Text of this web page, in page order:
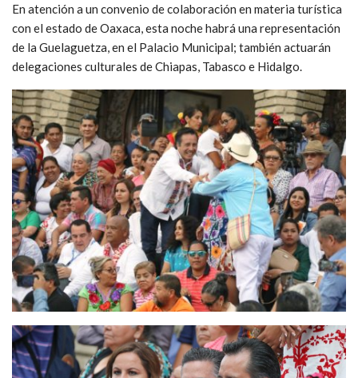
En atención a un convenio de colaboración en materia turística
con el estado de Oaxaca, esta noche habrá una representación
de la Guelaguetza, en el Palacio Municipal; también actuarán
delegaciones culturales de Chiapas, Tabasco e Hidalgo.